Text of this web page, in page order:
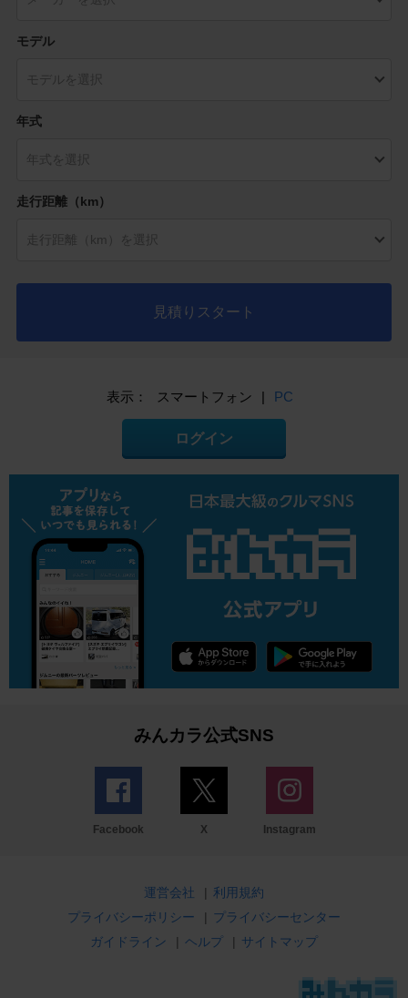
モデル
年式
走行距離（km）
見積りスタート
表示： スマートフォン | PC
ログイン
みんカラ公式SNS
Facebook X Instagram
運営会社 | 利用規約
プライバシーポリシー
| プライバシーセンター
ガイドライン
| ヘルプ | サイトマップ